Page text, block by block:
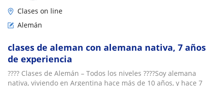
Clases on line
Alemán
clases de aleman con alemana nativa, 7 años
de experiencia
???? Clases de Alemán – Todos los niveles ????Soy alemana
nativa, viviendo en Argentina hace más de 10 años, y hace 7